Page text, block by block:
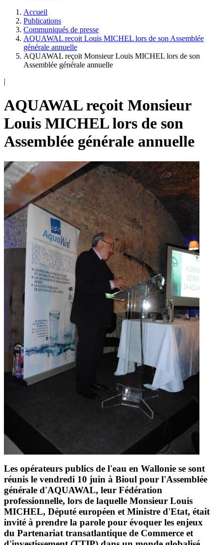
Accueil
Publications
Communiqués de presse
AQUAWAL reçoit Louis MICHEL lors de son Assemblée
générale annuelle
AQUAWAL reçoit Monsieur Louis MICHEL lors de son
Assemblée générale annuelle
|
AQUAWAL reçoit Monsieur
Louis MICHEL lors de son
Assemblée générale annuelle
Les opérateurs publics de l'eau en Wallonie se sont
réunis le vendredi 10 juin à Bioul pour l'Assemblée
générale d'AQUAWAL, leur Fédération
professionnelle, lors de laquelle Monsieur Louis
MICHEL, Député européen et Ministre d'Etat, était
invité à prendre la parole pour évoquer les enjeux
du Partenariat transatlantique de Commerce et